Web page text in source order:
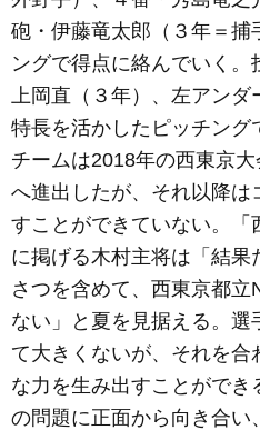
砲・伊藤竜太郎（３年＝捕
ングで得点に絡んでいく
上岡直（３年）、左アンダ
特長を活かしたピッチング
チームは2018年の西東京大
へ進出したが、それ以降は
すことができていない。「
に掲げる木村主将は「結果
さつを含めて、西東京都
ない」と夏を見据える。選
て大きくないが、それを合
な力を生み出すことがで
の問題に正面から向き合い